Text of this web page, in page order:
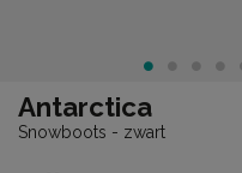
Antarctica
Snowboots - zwart